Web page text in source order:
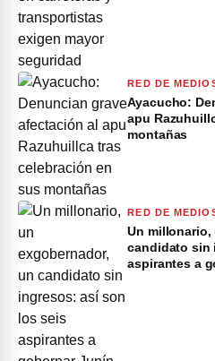
RED DE
Ayacucho:
apu
montañas
RED DE
Un millonario,
candidato sin
aspirantes a